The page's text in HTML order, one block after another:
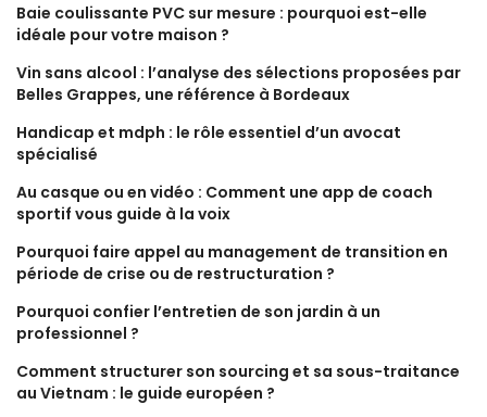
Baie coulissante PVC sur mesure : pourquoi est-elle
idéale pour votre maison ?
Vin sans alcool : l’analyse des sélections proposées par
Belles Grappes, une référence à Bordeaux
Handicap et mdph : le rôle essentiel d’un avocat
spécialisé
Au casque ou en vidéo : Comment une app de coach
sportif vous guide à la voix
Pourquoi faire appel au management de transition en
période de crise ou de restructuration ?
Pourquoi confier l’entretien de son jardin à un
professionnel ?
Comment structurer son sourcing et sa sous-traitance
au Vietnam : le guide européen ?